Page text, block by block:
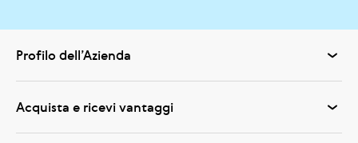
Profilo dell’Azienda
Acquista e ricevi vantaggi